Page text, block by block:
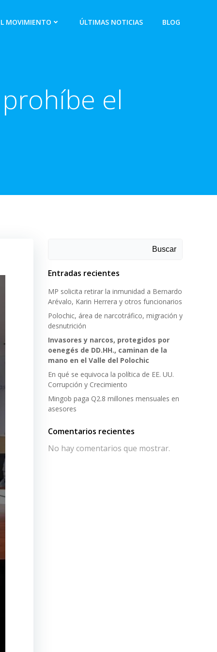
MOVIMIENTO ÚLTIMAS NOTICIAS BLOG
el
Buscar
Entradas recientes
MP solicita retirar la inmunidad a Bernardo
Arévalo, Karin Herrera y otros funcionarios
Polochic, área de narcotráfico, migración y
desnutrición
Invasores y narcos, protegidos por
oenegés de DD.HH., caminan de la
mano en el Valle del Polochic
En qué se equivoca la política de EE. UU.
Corrupción y Crecimiento
Mingob paga Q2.8 millones mensuales en
asesores
Comentarios recientes
No hay comentarios que mostrar.